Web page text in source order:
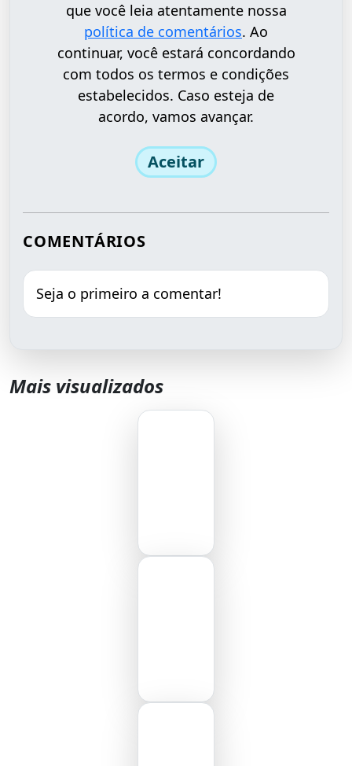
que você leia atentamente nossa
política de comentários. Ao
continuar, você estará concordando
com todos os termos e condições
estabelecidos. Caso esteja de
acordo, vamos avançar.
Aceitar
COMENTÁRIOS
Seja o primeiro a comentar!
Mais visualizados